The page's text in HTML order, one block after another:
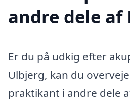
andre dele af
Er du på udkig efter
Ulbjerg, kan du
praktikant i andre dele